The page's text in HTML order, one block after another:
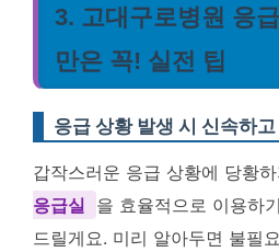
3. 고대구로병원 응
만은 꼭! 실전 팁
응급 상황 발생 시 신속하
갑작스러운 응급 상황에 당황
응급실
을 효율적으로 이용하
드릴게요. 미리 알아두면 불필